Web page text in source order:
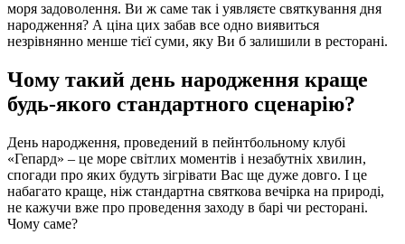
моря задоволення. Ви ж саме так і уявляєте святкування дня
народження? А ціна цих забав все одно виявиться
незрівнянно менше тієї суми, яку Ви б залишили в ресторані.
Чому такий день народження краще
будь-якого стандартного сценарію?
День народження, проведений в пейнтбольному клубі
«Гепард» – це море світлих моментів і незабутніх хвилин,
спогади про яких будуть зігрівати Вас ще дуже довго. І це
набагато краще, ніж стандартна святкова вечірка на природі,
не кажучи вже про проведення заходу в барі чи ресторані.
Чому саме?